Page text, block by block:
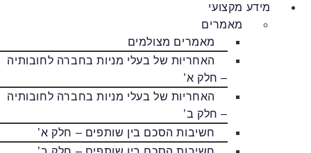
מידע מקצועי
מאמרים
מאמרים מצולמים
האחריות של בעלי מניות בחברה לחובותיה
– חלק א’
האחריות של בעלי מניות בחברה לחובותיה
– חלק ב’
חשיבות הסכם בין שותפים – חלק א’